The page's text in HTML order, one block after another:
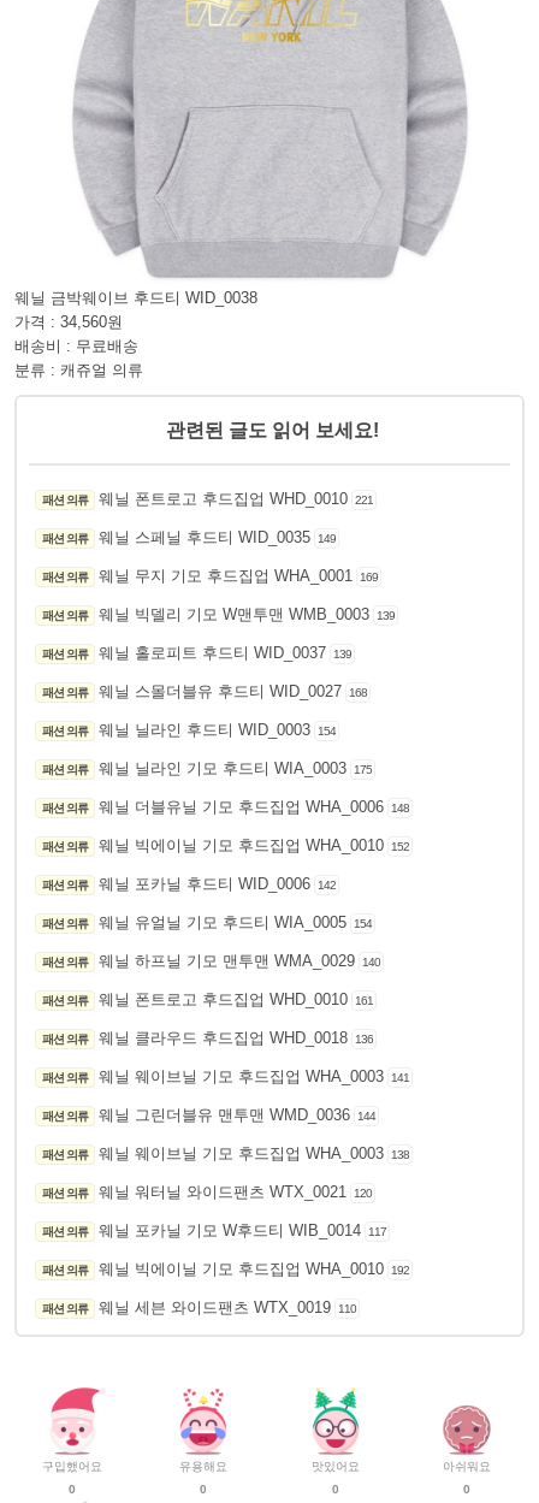
웨닐 금박웨이브 후드티 WID_0038
가격 : 34,560원
배송비 : 무료배송
분류 : 캐쥬얼 의류
관련된 글도 읽어 보세요!
패션 의류 웨닐 폰트로고 후드집업 WHD_0010 221
패션 의류 웨닐 스페닐 후드티 WID_0035 149
패션 의류 웨닐 무지 기모 후드집업 WHA_0001 169
패션 의류 웨닐 빅델리 기모 W맨투맨 WMB_0003 139
패션 의류 웨닐 홀로피트 후드티 WID_0037 139
패션 의류 웨닐 스몰더블유 후드티 WID_0027 168
패션 의류 웨닐 닐라인 후드티 WID_0003 154
패션 의류 웨닐 닐라인 기모 후드티 WIA_0003 175
패션 의류 웨닐 더블유닐 기모 후드집업 WHA_0006 148
패션 의류 웨닐 빅에이닐 기모 후드집업 WHA_0010 152
패션 의류 웨닐 포카닐 후드티 WID_0006 142
패션 의류 웨닐 유얼닐 기모 후드티 WIA_0005 154
패션 의류 웨닐 하프닐 기모 맨투맨 WMA_0029 140
패션 의류 웨닐 폰트로고 후드집업 WHD_0010 161
패션 의류 웨닐 클라우드 후드집업 WHD_0018 136
패션 의류 웨닐 웨이브닐 기모 후드집업 WHA_0003 141
패션 의류 웨닐 그린더블유 맨투맨 WMD_0036 144
패션 의류 웨닐 웨이브닐 기모 후드집업 WHA_0003 138
패션 의류 웨닐 워터닐 와이드팬츠 WTX_0021 120
패션 의류 웨닐 포카닐 기모 W후드티 WIB_0014 117
패션 의류 웨닐 빅에이닐 기모 후드집업 WHA_0010 192
패션 의류 웨닐 세븐 와이드팬츠 WTX_0019 110
구입했어요
0
유용해요
0
맛있어요
0
아쉬워요
0